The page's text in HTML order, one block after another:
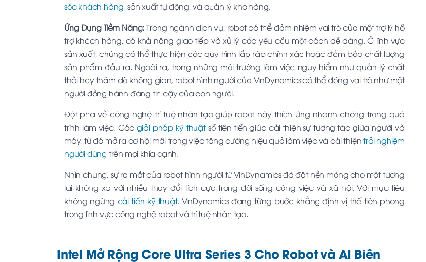
sóc khách hàng, sản xuất tự động, và quản lý kho hàng.
Ứng Dụng Tiềm Năng:Trong ngành dịch vụ, robot có thể đảm nhiệm vai trò của một trợ lý hỗ
trợ khách hàng, có khả năng giao tiếp và xử lý các yêu cầu một cách dễ dàng. Ở lĩnh vực
sản xuất, chúng có thể thực hiện các quy trình lắp ráp chính xác hoặc đảm bảo chất lượng
sản phẩm đầu ra. Ngoài ra, trong những môi trường làm việc nguy hiểm như quản lý chất
thải hay thăm dò không gian, robot hình người của VinDynamics có thể đóng vai trò như một
người đồng hành đáng tin cậy của con người.
Đột phá về công nghệ trí tuệ nhân tạo giúp robot này thích ứng nhanh chóng trong quá
trình làm việc. Cácgiải pháp kỹ thuậtsố tiên tiến giúp cải thiện sự tương tác giữa người và
máy, từ đó mở ra cơ hội mới trong việc tăng cường hiệu quả làm việc và cải thiệntrải nghiệm
người dùng trên mọi khía cạnh.
Nhìn chung, sự ra mắt của robot hình người từ VinDynamics đã đặt nền móng cho một tương
lai không xa với nhiều thay đổi tích cực trong đời sống công việc và xã hội. Với mục tiêu
không ngừng cải tiến kỹ thuật, VinDynamics đang từng bước khẳng định vị thế tiên phong
trong lĩnh vực công nghệ robot và trí tuệ nhân tạo.
Intel Mở Rộng Core Ultra Series 3 Cho Robot và AI Biên